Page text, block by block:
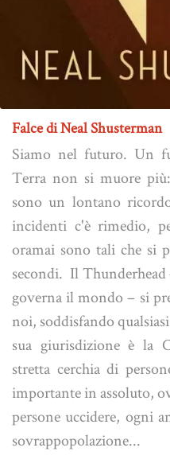
Falce di Neal Shusterman
Siamo nel futuro. Un
Terra non si muore
sono un lontano
incidenti c'è rimedio,
oramai sono tali che si
secondi. Il
governa il mondo – si
noi, soddisfando
sua giurisdizione è la
stretta cerchia di
importante in assoluto,
persone uccidere, ogni
sovrappopolazione...